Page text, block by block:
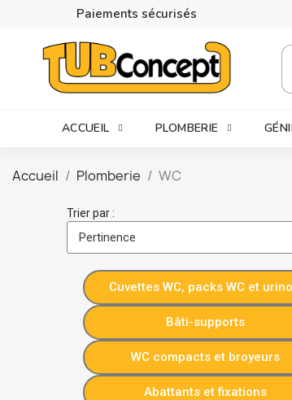
Paiements sécurisés
ACCUEIL PLOMBERIE
Accueil Plomberie WC
Trier par :
Cuvettes WC, packs WC et
Bâti-supports
WC compacts et broyeurs
Abattants et fixations